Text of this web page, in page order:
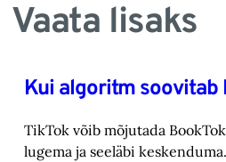
Vaata lisaks
Kui algoritm soovitab
TikTok võib mõjutada
lugema ja seeläbi keskenduma.‎